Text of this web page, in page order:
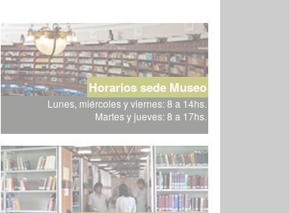
Horarios sede Museo
Lunes, miércoles y viernes: 8 a 14hs.
Martes y jueves: 8 a 17hs.